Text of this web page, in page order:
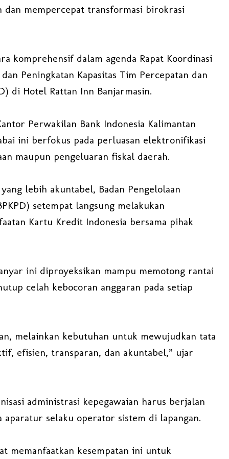
dan mempercepat transformasi birokrasi
komprehensif dalam agenda Rapat Koordinasi
Peningkatan Kapasitas Tim Percepatan dan
di Hotel Rattan Inn Banjarmasin.
Perwakilan Bank Indonesia Kalimantan
ini berfokus pada perluasan elektronifikasi
maupun pengeluaran fiskal daerah.
lebih akuntabel, Badan Pengelolaan
setempat langsung melakukan
Kartu Kredit Indonesia bersama pihak
ini diproyeksikan mampu memotong rantai
celah kebocoran anggaran pada setiap
melainkan kebutuhan untuk mewujudkan tata
efisien, transparan, dan akuntabel,” ujar
administrasi kepegawaian harus berjalan
aparatur selaku operator sistem di lapangan.
memanfaatkan kesempatan ini untuk